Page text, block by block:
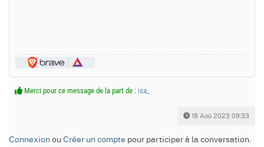
Merci pour ce message de la part de : isa_
18 Aoû 2023 09:33
Connexion ou Créer un compte pour participer à la conversation.